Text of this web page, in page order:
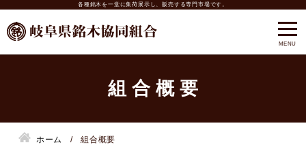
各種銘木を一堂に集荷展示し、販売する専門市場です。
組合概要
ホーム 組合概要